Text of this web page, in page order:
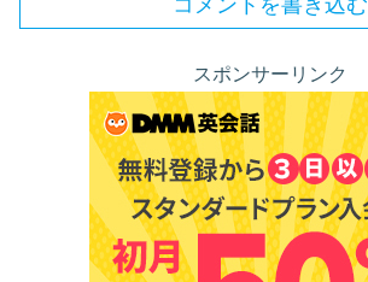
スポンサーリンク